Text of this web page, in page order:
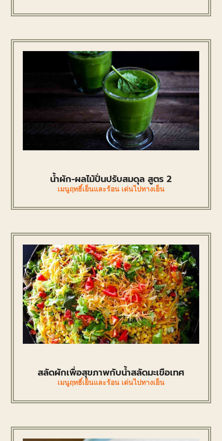
น้ำผัก-ผลไม้ปั่นปรับสมดุล สูตร 2
เมนูฤทธิ์เย็นและร้อน เด่นไปทางเย็น
สลัดผักเพื่อสุขภาพกับน้ำสลัดมะเขือเทศ
เมนูฤทธิ์เย็นและร้อน เด่นไปทางเย็น